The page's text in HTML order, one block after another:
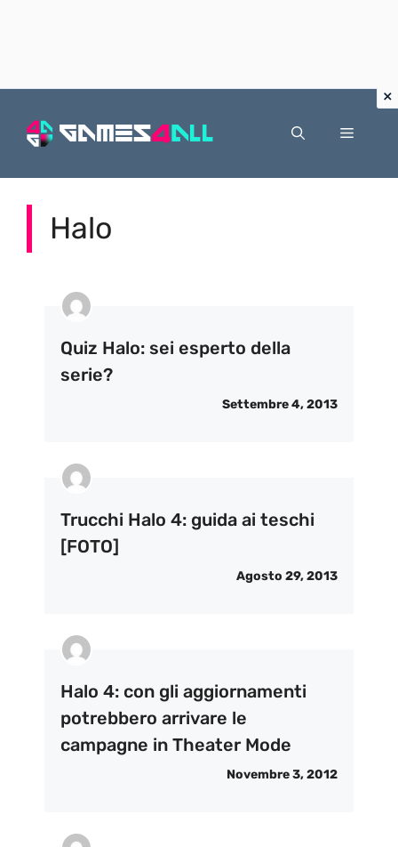
Menu
Halo
Quiz Halo: sei esperto della
serie?
Settembre 4, 2013
Trucchi Halo 4: guida ai teschi
[FOTO]
Agosto 29, 2013
Halo 4: con gli aggiornamenti
potrebbero arrivare le
campagne in Theater Mode
Novembre 3, 2012